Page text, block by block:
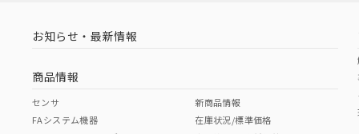
お知らせ・最新情報
商品情報
センサ
FAシステム機器
新商品情報
在庫状況/標準価格